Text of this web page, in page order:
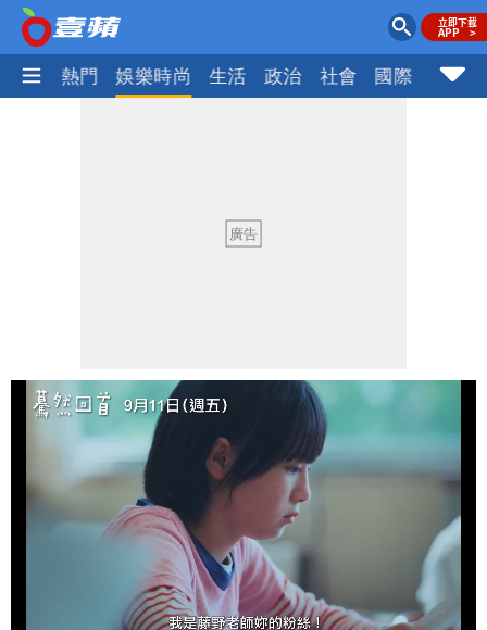
焦點 熱門 娛樂時尚 生活 政治 社會 國際 財經